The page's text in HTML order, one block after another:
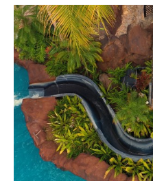
イ
ン
フ
ィ
ニ
テ
ィ
プ
ー
ル